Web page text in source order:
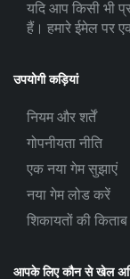
यदि आप किसी भी
हैं। हमारे ईमेल पर
उपयोगी कड़ियां
नियम और शर्तें
गोपनीयता नीति
एक नया गेम सुझाएं
नया गेम लोड करें
शिकायतों की किताब
आपके लिए कौन से खेल